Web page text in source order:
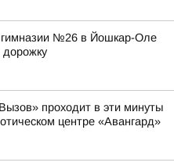
гимназии №26 в Йошкар-Оле
дорожку
проходит в эти минуты
центре «Авангард»